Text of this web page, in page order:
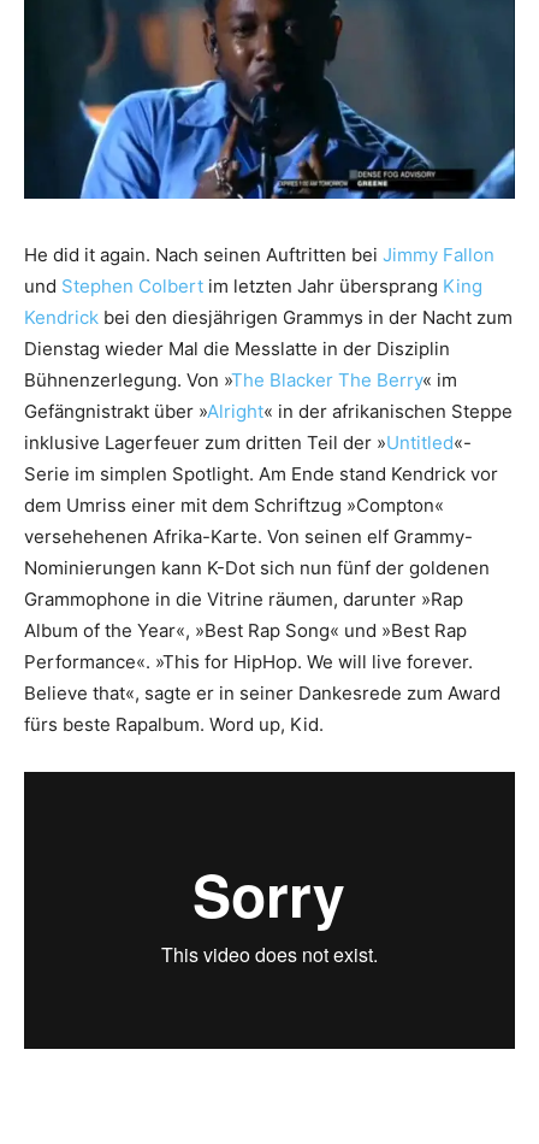
He did it again. Nach seinen Auftritten bei Jimmy Fallon
und Stephen Colbert im letzten Jahr übersprang King
Kendrick bei den diesjährigen Grammys in der Nacht zum
Dienstag wieder Mal die Messlatte in der Disziplin
Bühnenzerlegung. Von »The Blacker The Berry« im
Gefängnistrakt über »Alright« in der afrikanischen Steppe
inklusive Lagerfeuer zum dritten Teil der »Untitled«-
Serie im simplen Spotlight. Am Ende stand Kendrick vor
dem Umriss einer mit dem Schriftzug »Compton«
versehehenen Afrika-Karte. Von seinen elf Grammy-
Nominierungen kann K-Dot sich nun fünf der goldenen
Grammophone in die Vitrine räumen, darunter »Rap
Album of the Year«, »Best Rap Song« und »Best Rap
Performance«. »This for HipHop. We will live forever.
Believe that«, sagte er in seiner Dankesrede zum Award
fürs beste Rapalbum. Word up, Kid.